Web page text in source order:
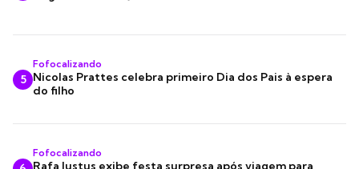
5
Fofocalizando
Nicolas Prattes celebra primeiro Dia dos Pais à espera
do filho
Fofocalizando
Rafa Justus exibe festa surpresa após viagem para